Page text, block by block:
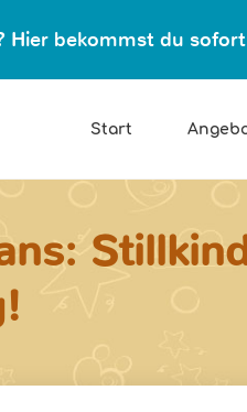
Hier bekommst du
Start